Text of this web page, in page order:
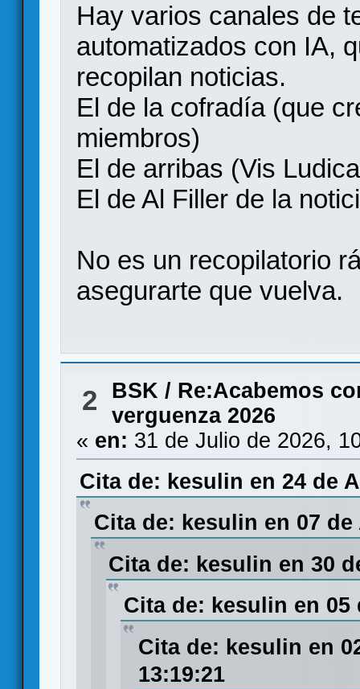
Hay varios canales de
automatizados con IA,
recopilan noticias.
El de la cofradía (que
miembros)
El de arribas (Vis
El de Al Filler de la
No es un recopilatorio
asegurarte que vuelva.
2 BSK / Re:Acabemos
verguenza 2026
« en: 31 de Julio de 2026,
Cita de: kesulin en 24 de
Cita de: kesulin en 07
Cita de: kesulin en 30
Cita de: kesulin en 05
Cita de: kesulin en
13:19:21